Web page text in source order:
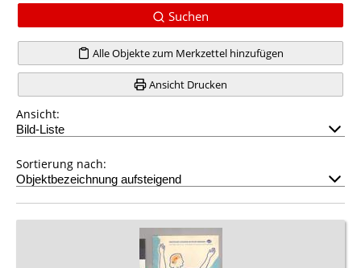
Suchen
Alle Objekte zum Merkzettel hinzufügen
Ansicht Drucken
Ansicht:
Sortierung nach: